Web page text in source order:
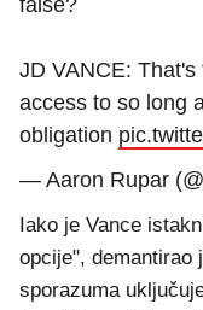
false?
JD VANCE:
access to so long
obligation
— Aaron Rupar
Iako je Vance
opcije", demantirao
sporazuma